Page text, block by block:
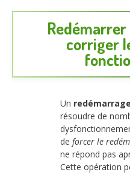
Redémarrer
corriger
Un
résoudre de
de forcer le
ne répond pas
Cette opération